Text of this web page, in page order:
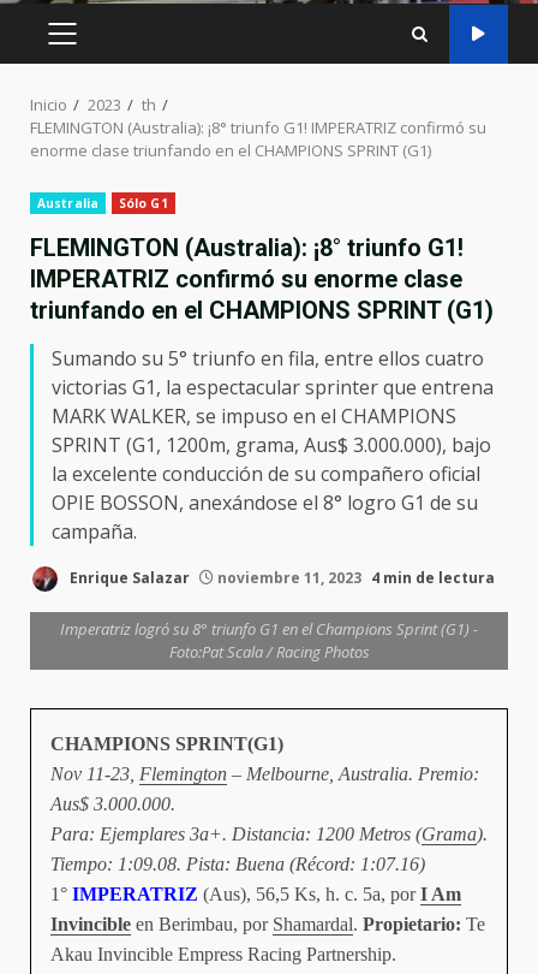
MENÚ
Inicio 2023
th
FLEMINGTON (Australia): ¡8° triunfo G1! IMPERATRIZ confirmó su
enorme clase triunfando en el CHAMPIONS SPRINT (G1)
Australia Sólo G1
FLEMINGTON (Australia): ¡8° triunfo G1!
IMPERATRIZ confirmó su enorme clase
triunfando en el CHAMPIONS SPRINT (G1)
Sumando su 5° triunfo en fila, entre ellos cuatro
victorias G1, la espectacular sprinter que entrena
MARK WALKER, se impuso en el CHAMPIONS
SPRINT (G1, 1200m, grama, Aus$ 3.000.000), bajo
la excelente conducción de su compañero oficial
OPIE BOSSON, anexándose el 8° logro G1 de su
campaña.
Enrique Salazar noviembre 11, 2023 4 min de lectura
Imperatriz logró su 8° triunfo G1 en el Champions Sprint (G1) -
Foto:Pat Scala / Racing Photos
CHAMPIONS SPRINT(G1)
Nov 11-23, Flemington – Melbourne, Australia. Premio:
Aus$ 3.000.000.
Para: Ejemplares 3a+. Distancia: 1200 Metros (Grama).
Tiempo: 1:09.08. Pista: Buena (Récord: 1:07.16)
1° IMPERATRIZ (Aus), 56,5 Ks, h. c. 5a, porI Am
Invincible en Berimbau, por Shamardal. Propietario: Te
Akau Invincible Empress Racing Partnership.